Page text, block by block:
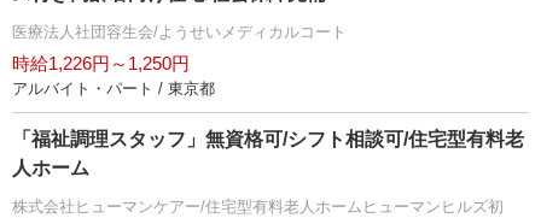
医療法人社団容生会/ようせいメディカルコート
時給1,226円～1,250円
アルバイト・パート / 東京都
「福祉調理スタッフ」無資格可/シフト相談可/住宅型有料老
人ホーム
株式会社ヒューマンケアー/住宅型有料老人ホームヒューマンヒルズ初